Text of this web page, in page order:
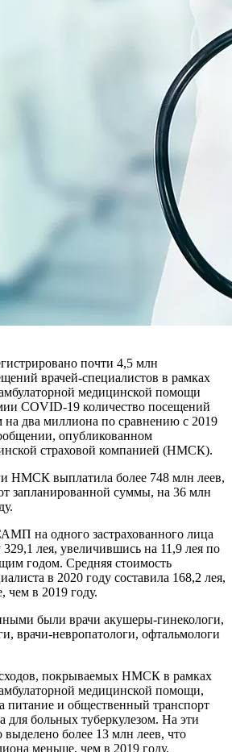
почти 4,5 млн
врачей-специалистов в рамках
медицинской помощи
COVID-19 количество посеще­ний
на два миллиона по сравнению с 2019
опубликованном
страховой компанией (НМСК).
НМСК выплатила более 748 млн леев,
запланирован­ной суммы, на 36 млн
на одного застрахован­ного лица
329,1 лея, увеличив­шись на 11,9 лея по
годом. Средняя стоимость
в 2020 году составила 168,2 лея,
чем в 2019 году.
были врачи аку­шеры-гинекологи,
врачи-невропатологи, офтальмологи
покрываемых НМСК в рамках
меди­цинской помощи,
питание и общественный транспорт
для больных туберкулезом. На эти
более 13 млн леев, что
меньше, чем в 2019 году.